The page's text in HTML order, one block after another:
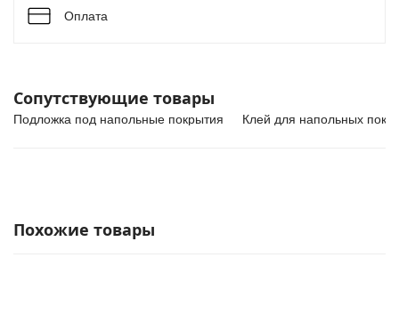
Оплата
Сопутствующие товары
Подложка под напольные покрытия Клей для напольных
Похожие товары